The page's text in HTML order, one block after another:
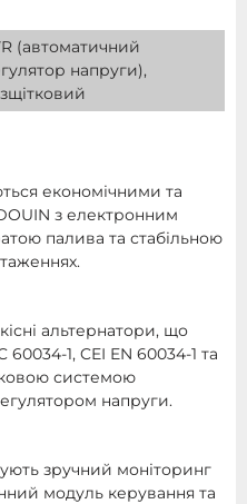
(автоматичний
напруги),
економічними та
з електронним
палива та стабільною
альтернатори, що
60034-1, CEI EN 60034-1 та
системою
напруги.
зручний моніторинг
модуль керування та